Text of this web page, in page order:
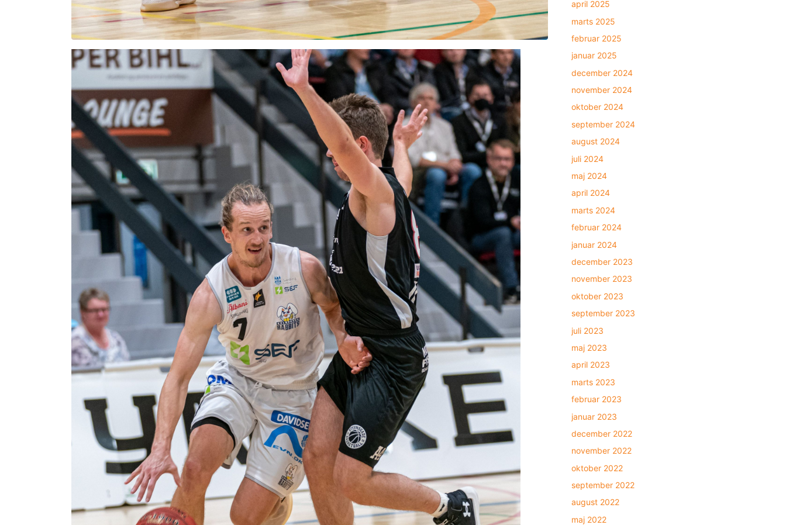
april 2025
marts 2025
februar 2025
januar 2025
december 2024
november 2024
oktober 2024
september 2024
august 2024
juli 2024
maj 2024
april 2024
marts 2024
februar 2024
januar 2024
december 2023
november 2023
oktober 2023
september 2023
juli 2023
maj 2023
april 2023
marts 2023
februar 2023
januar 2023
december 2022
november 2022
oktober 2022
september 2022
august 2022
maj 2022